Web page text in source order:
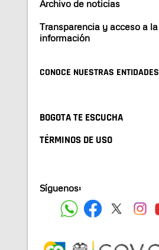
Archivo de noticias
Transparencia y acceso a la
información
CONOCE NUESTRAS ENTIDADES
BOGOTA TE ESCUCHA
TÉRMINOS DE USO
Síguenos: